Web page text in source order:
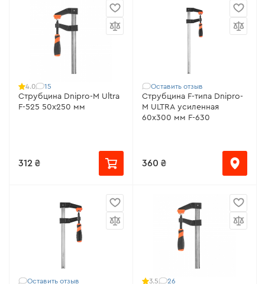
4.0 15
Струбцина Dnipro-M Ultra
F-525 50х250 мм
312 ₴
Оставить отзыв
Струбцина F-типа Dnipro-
M ULTRA усиленная
60х300 мм F-630
360 ₴
Оставить отзыв 3.5 26